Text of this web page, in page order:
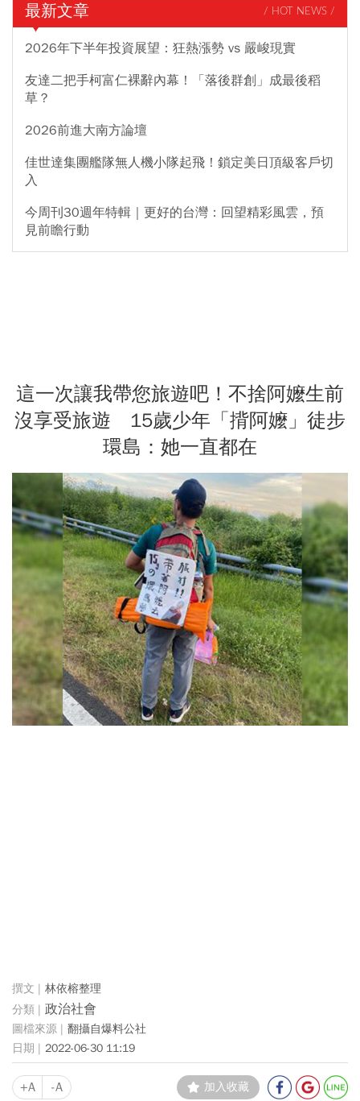
最新文章 / HOT NEWS /
2026年下半年投資展望：狂熱漲勢 vs 嚴峻現實
友達二把手柯富仁裸辭內幕！「落後群創」成最後稻
草？
2026前進大南方論壇
佳世達集團艦隊無人機小隊起飛！鎖定美日頂級客戶切
入
今周刊30週年特輯｜更好的台灣：回望精彩風雲，預
見前瞻行動
這一次讓我帶您旅遊吧！不捨阿嬤生前
沒享受旅遊 15歲少年「揹阿嬤」徒步
環島：她一直都在
林依榕整理
政治社會
翻攝自爆料公社
2022-06-30 11:19
+A -A 加入收藏